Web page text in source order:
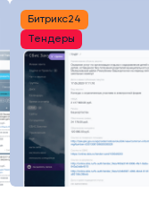
Битрикс24
Тендеры